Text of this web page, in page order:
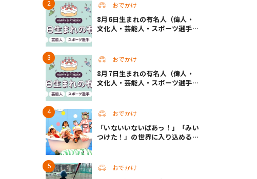
おでかけ
8月6日生まれの有名人（偉人・
文化人・芸能人・スポーツ選手・
おでかけ
8月7日生まれの有名人（偉人・
文化人・芸能人・スポーツ選手・
おでかけ
「いないいないばあっ！」「みい
つけた！」の世界に入り込める！
おでかけ